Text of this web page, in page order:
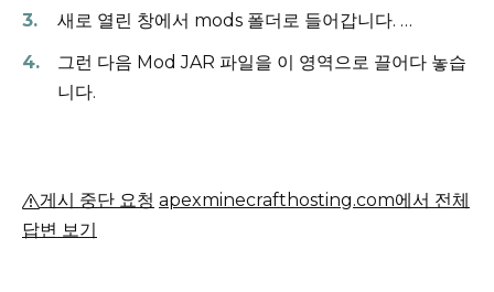
새로 열린 창에서 mods 폴더로 들어갑니다. …
그런 다음 Mod JAR 파일을 이 영역으로 끌어다 놓습
니다.
게시 중단 요청 apexminecrafthosting.com에서 전체
답변 보기